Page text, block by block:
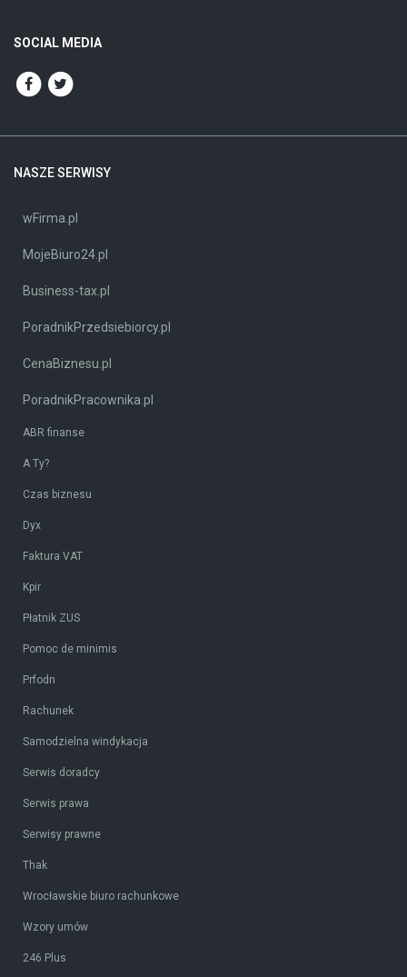
SOCIAL MEDIA
NASZE SERWISY
wFirma.pl
MojeBiuro24.pl
Business-tax.pl
PoradnikPrzedsiebiorcy.pl
CenaBiznesu.pl
PoradnikPracownika.pl
ABR finanse
A Ty?
Czas biznesu
Dyx
Faktura VAT
Kpir
Płatnik ZUS
Pomoc de minimis
Prfodn
Rachunek
Samodzielna windykacja
Serwis doradcy
Serwis prawa
Serwisy prawne
Thak
Wrocławskie biuro rachunkowe
Wzory umów
246 Plus